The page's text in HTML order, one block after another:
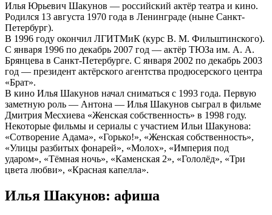
Илья Юрьевич Шакунов — российский актёр театра и кино.
Родился 13 августа 1970 года в Ленинграде (ныне Санкт-
Петербург).
В 1996 году окончил ЛГИТМиК (курс В. М. Фильштинского).
С января 1996 по декабрь 2007 год — актёр ТЮЗа им. А. А.
Брянцева в Санкт-Петербурге. С января 2002 по декабрь 2003
год — президент актёрского агентства продюсерского центра
«Брат».
В кино Илья Шакунов начал сниматься с 1993 года. Первую
заметную роль — Антона — Илья Шакунов сыграл в фильме
Дмитрия Месхиева «Женская собственность» в 1998 году.
Некоторые фильмы и сериалы с участием Ильи Шакунова:
«Сотворение Адама», «Горько!», «Женская собственность»,
«Улицы разбитых фонарей», «Молох», «Империя под
ударом», «Тёмная ночь», «Каменская 2», «Гололёд», «Три
цвета любви», «Красная капелла».
Илья Шакунов: афиша